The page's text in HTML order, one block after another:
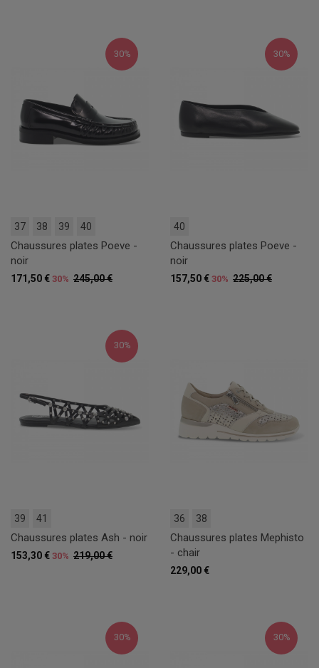
30%
37 38 39 40
Chaussures plates Poeve -
noir
245,00 €
171,50 € 30%
30%
40
Chaussures plates Poeve -
noir
225,00 €
157,50 € 30%
30%
39 41
Chaussures plates Ash - noir
219,00 €
153,30 € 30%
36 38
Chaussures plates Mephisto
- chair
229,00 €
30% 30%